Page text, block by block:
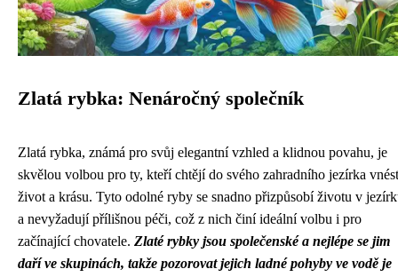
Zlatá rybka: Nenáročný společník
Zlatá rybka, známá pro svůj elegantní vzhled a klidnou povahu, je
skvělou volbou pro ty, kteří chtějí do svého zahradního jezírka vnést
život a krásu. Tyto odolné ryby se snadno přizpůsobí životu v
a nevyžadují přílišnou péči, což z nich činí ideální volbu i pro
začínající chovatele. Zlaté rybky jsou společenské a nejlépe se jim
daří ve skupinách, takže pozorovat jejich ladné pohyby ve vodě je